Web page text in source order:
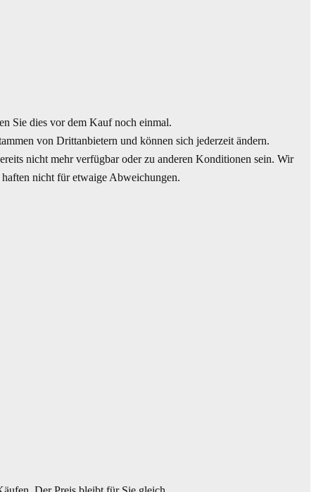
Sie dies vor dem Kauf noch einmal.
von Drittanbietern und können sich jederzeit ändern.
nicht mehr verfügbar oder zu anderen Konditionen sein. Wir
nicht für etwaige Abweichungen.